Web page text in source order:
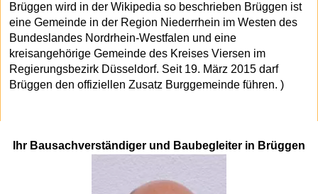
Ihr Bausachverständiger und Baubegleiter in Brüggen
Brüggen wird in der Wikipedia so beschrieben Brüggen ist
eine Gemeinde in der Region Niederrhein im Westen des
Bundeslandes Nordrhein-Westfalen und eine
kreisangehörige Gemeinde des Kreises Viersen im
Regierungsbezirk Düsseldorf. Seit 19. März 2015 darf
Brüggen den offiziellen Zusatz Burggemeinde führen. )